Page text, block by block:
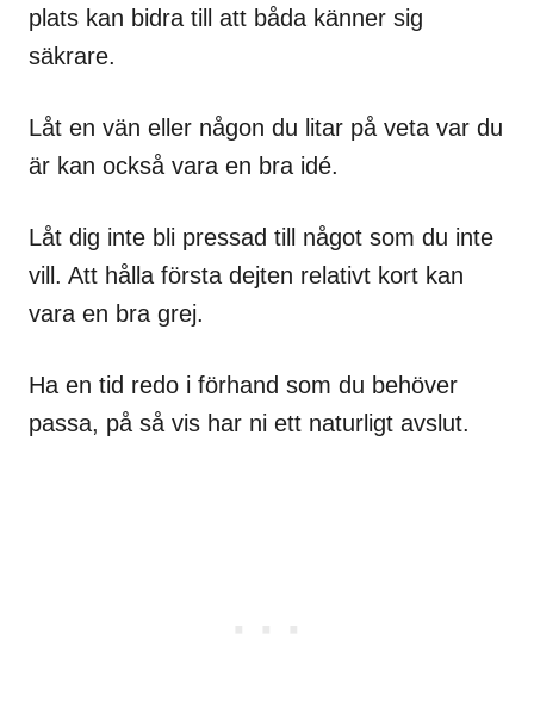
plats kan bidra till att båda känner sig
säkrare.
Låt en vän eller någon du litar på veta var du
är kan också vara en bra idé.
Låt dig inte bli pressad till något som du inte
vill. Att hålla första dejten relativt kort kan
vara en bra grej.
Ha en tid redo i förhand som du behöver
passa, på så vis har ni ett naturligt avslut.